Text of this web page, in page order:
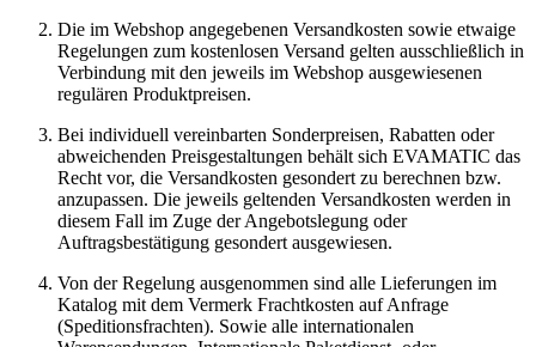
Die im Webshop angegebenen Versandkosten sowie etwaige
Regelungen zum kostenlosen Versand gelten ausschließlich in
Verbindung mit den jeweils im Webshop ausgewiesenen
regulären Produktpreisen.
Bei individuell vereinbarten Sonderpreisen, Rabatten oder
abweichenden Preisgestaltungen behält sich EVAMATIC das
Recht vor, die Versandkosten gesondert zu berechnen bzw.
anzupassen. Die jeweils geltenden Versandkosten werden in
diesem Fall im Zuge der Angebotslegung oder
Auftragsbestätigung gesondert ausgewiesen.
Von der Regelung ausgenommen sind alle Lieferungen im
Katalog mit dem Vermerk Frachtkosten auf Anfrage
(Speditionsfrachten). Sowie alle internationalen